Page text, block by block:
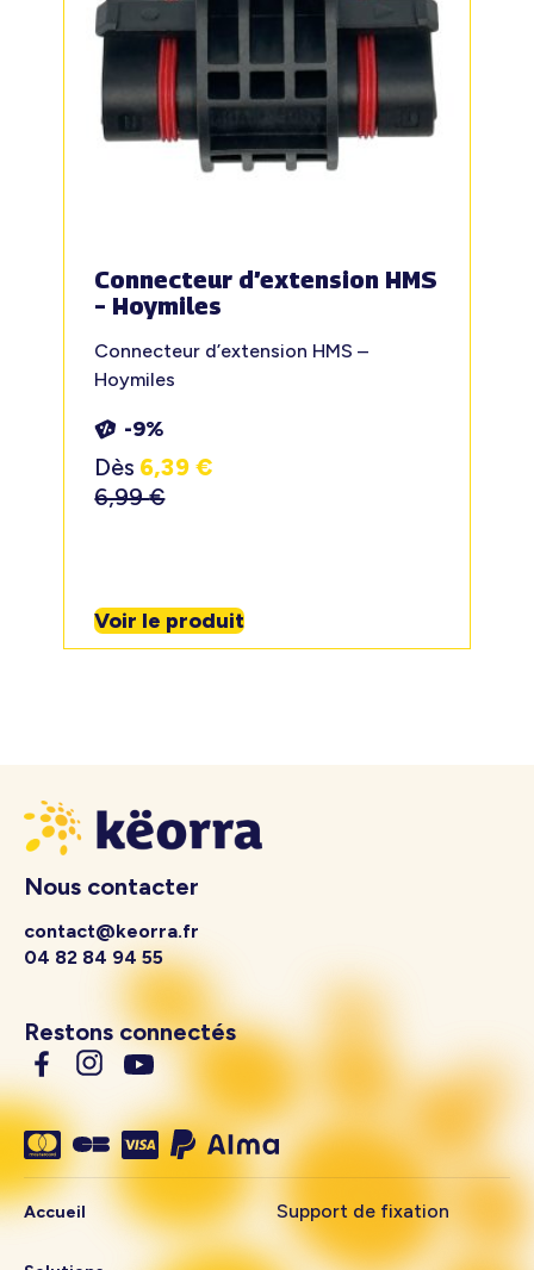
Connecteur d’extension HMS
– Hoymiles
Connecteur d’extension HMS –
Hoymiles
-9%
Dès 6,39€
6,99€
Voir le produit
Nous contacter
contact@keorra.fr
04 82 84 94 55
Restons connectés
Accueil Support de fixation